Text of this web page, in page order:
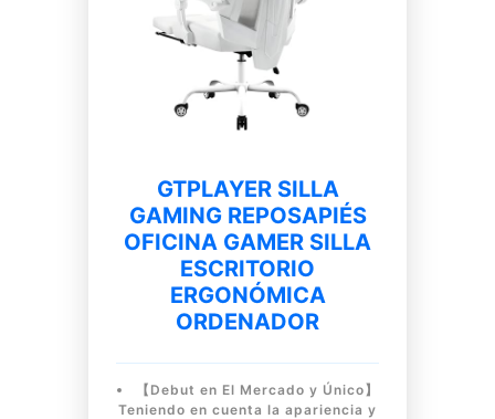
GTPLAYER SILLA
GAMING REPOSAPIÉS
OFICINA GAMER SILLA
ESCRITORIO
ERGONÓMICA
ORDENADOR
【Debut en El Mercado y Único】
Teniendo en cuenta la apariencia y